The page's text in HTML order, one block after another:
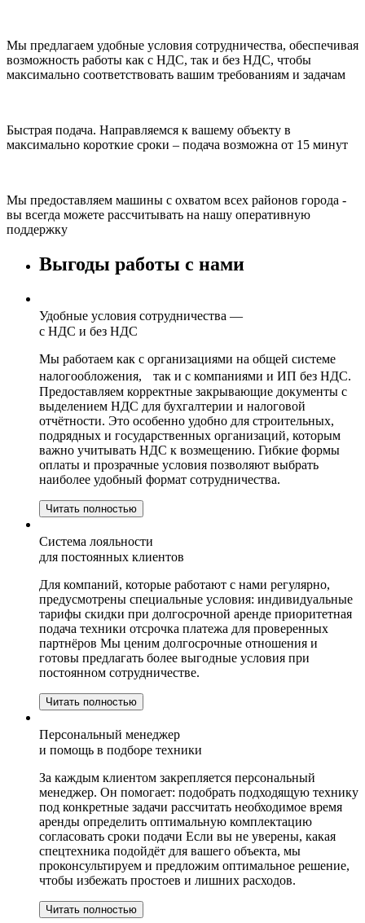
Мы предлагаем удобные условия сотрудничества, обеспечивая
возможность работы как с НДС, так и без НДС, чтобы
максимально соответствовать вашим требованиям и задачам
Быстрая подача. Направляемся к вашему объекту в
максимально короткие сроки – подача возможна от 15 минут
Мы предоставляем машины с охватом всех районов города -
вы всегда можете рассчитывать на нашу оперативную
поддержку
Выгоды работы с нами
Удобные условия сотрудничества —
с НДС и без НДС
Мы работаем как с организациями на общей системе
налогообложения, так и с компаниями и ИП без НДС.
Предоставляем корректные закрывающие документы с
выделением НДС для бухгалтерии и налоговой
отчётности. Это особенно удобно для строительных,
подрядных и государственных организаций, которым
важно учитывать НДС к возмещению. Гибкие формы
оплаты и прозрачные условия позволяют выбрать
наиболее удобный формат сотрудничества.
Читать полностью
Система лояльности
для постоянных клиентов
Для компаний, которые работают с нами регулярно,
предусмотрены специальные условия: индивидуальные
тарифы скидки при долгосрочной аренде приоритетная
подача техники отсрочка платежа для проверенных
партнёров Мы ценим долгосрочные отношения и
готовы предлагать более выгодные условия при
постоянном сотрудничестве.
Читать полностью
Персональный менеджер
и помощь в подборе техники
За каждым клиентом закрепляется персональный
менеджер. Он помогает: подобрать подходящую технику
под конкретные задачи рассчитать необходимое время
аренды определить оптимальную комплектацию
согласовать сроки подачи Если вы не уверены, какая
спецтехника подойдёт для вашего объекта, мы
проконсультируем и предложим оптимальное решение,
чтобы избежать простоев и лишних расходов.
Читать полностью